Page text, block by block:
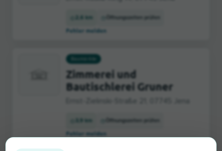
2,6 km Öffnungszeiten prüfen
Fehler melden
Zimmerei und
Bautischlerei Gruner
3,9 km Öffnungszeiten prüfen
Fehler melden